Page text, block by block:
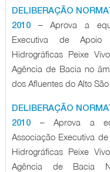
DELIBERAÇÃO
2010 – Aprova a
Executiva de
Hidrográficas Peixe
Agência de Bacia no
dos Afluentes do Alto
DELIBERAÇÃO
2010 – Aprova a
Associação Executiva
Hidrográficas Peixe
Agência de Bacia